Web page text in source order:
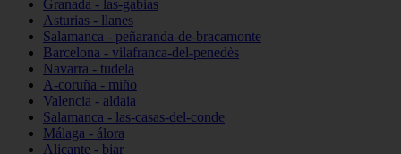
Granada - las-gabias
Asturias - llanes
Salamanca - peñaranda-de-bracamonte
Barcelona - vilafranca-del-penedès
Navarra - tudela
A-coruña - miño
Valencia - aldaia
Salamanca - las-casas-del-conde
Málaga - álora
Alicante - biar